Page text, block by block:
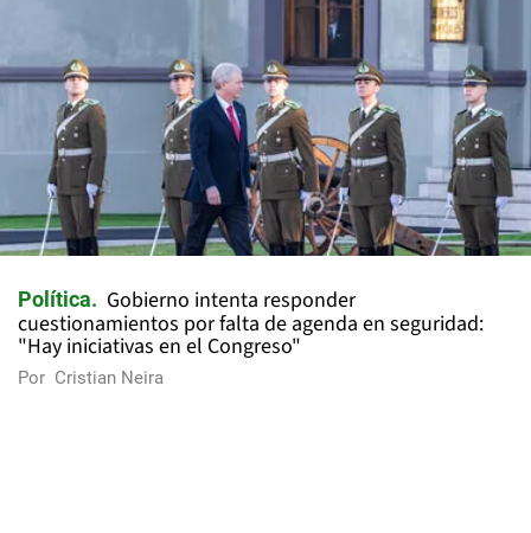
Política
Gobierno intenta responder
cuestionamientos por falta de agenda en seguridad:
"Hay iniciativas en el Congreso"
Por Cristian Neira